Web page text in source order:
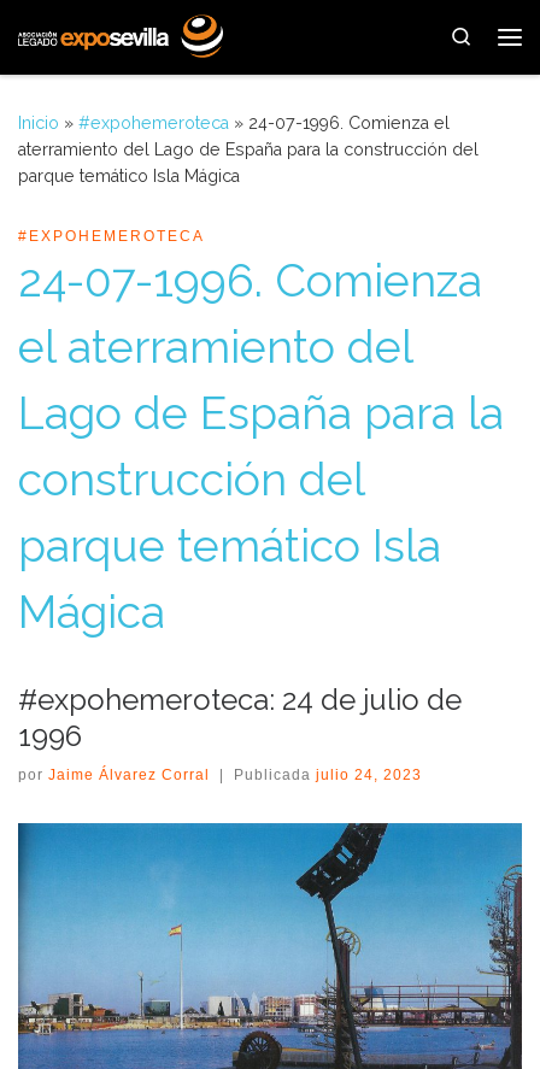
Saltar al contenido
Search
Inicio » #expohemeroteca » 24-07-1996. Comienza el
aterramiento del Lago de España para la construcción del
parque temático Isla Mágica
#EXPOHEMEROTECA
24-07-1996. Comienza
el aterramiento del
Lago de España para la
construcción del
parque temático Isla
Mágica
#expohemeroteca: 24 de julio de
1996
por Jaime Álvarez Corral Publicada julio 24, 2023